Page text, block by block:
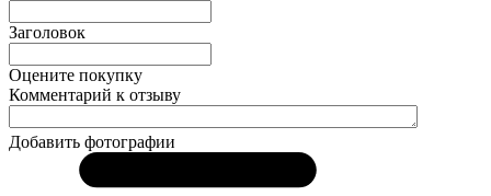
Заголовок
Оцените покупку
Комментарий к отзыву
Добавить фотографии